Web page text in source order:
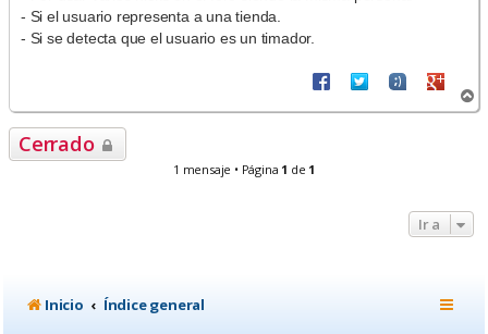
- Si el usuario representa a una tienda.
- Si se detecta que el usuario es un timador.
r
Cerrado
1 mensaje • Página 1 de 1
Ir a
Inicio Índice general